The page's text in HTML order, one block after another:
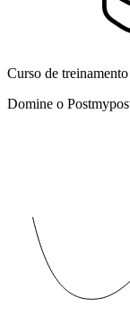
Curso de treinamento
Domine o